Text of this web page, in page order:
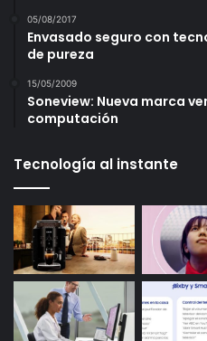
05/08/2017
Envasado seguro con
de pureza
15/05/2009
Soneview: Nueva marca
computación
Tecnología al instante